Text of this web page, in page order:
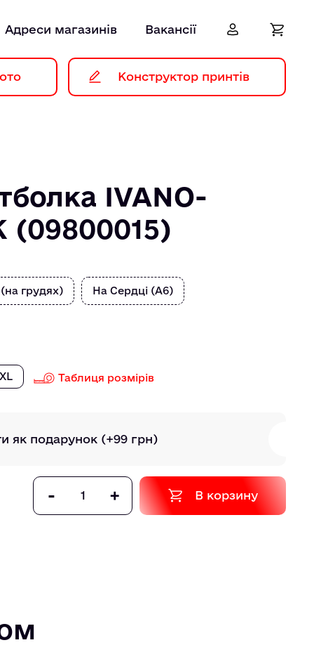
Адреси магазинів Вакансії
Конструктор принтів
IVANO-
(09800015)
грудях) На Сердці (А6)
Таблиця розмірів
як подарунок (+99 грн)
- + В корзину